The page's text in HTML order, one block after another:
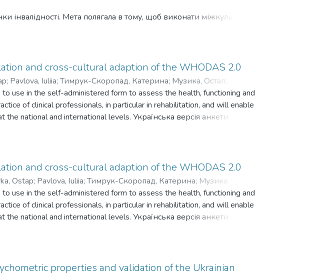
інвалідності. Мета полягала в тому, щоб виконати міжкультурну
інструменту, зокрема для
and cross-cultural adaption of the WHODAS 2.0
; Pavlova, Iuliia;Тимрук-Скоропад, Катерина; Музика, Остап
use in the self-administered form to assess the health, functioning and
of clinical professionals, in particular in rehabilitation, and will enable
national and international levels. Українська версія анкети
заповнення для оцінки здоров’я, функціонування та
на національному та міжнародному рівнях.
and cross-cultural adaption of the WHODAS 2.0
Ostap; Pavlova, Iuliia;Тимрук-Скоропад, Катерина; Музика, Остап
use in the self-administered form to assess the health, functioning and
of clinical professionals, in particular in rehabilitation, and will enable
national and international levels. Українська версія анкети
заповнення для оцінки здоров’я, функціонування та
на національному та міжнародному рівнях.
properties and validation of the Ukrainian